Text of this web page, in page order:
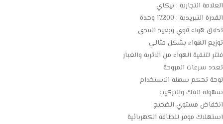
العلامة التجارية : نيكاي
القدرة التبريدية : 17200 وحدة
تدفق هواء قوي وبعيد المدي
توزيع الهواء بشكل مثالي
فلتر لتنقية الهواء من الاتربة والغبار
تعدد سرعات المروحة
لوحة تحكم سهلة الاستخدام
سهوله الفك والتركيب
انخفاض مستوي الضجيج
استهلاك موفر للطاقة الكهربائية